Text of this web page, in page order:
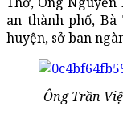
an thành phố, Bà
huyện, sở ban
Ông Trần